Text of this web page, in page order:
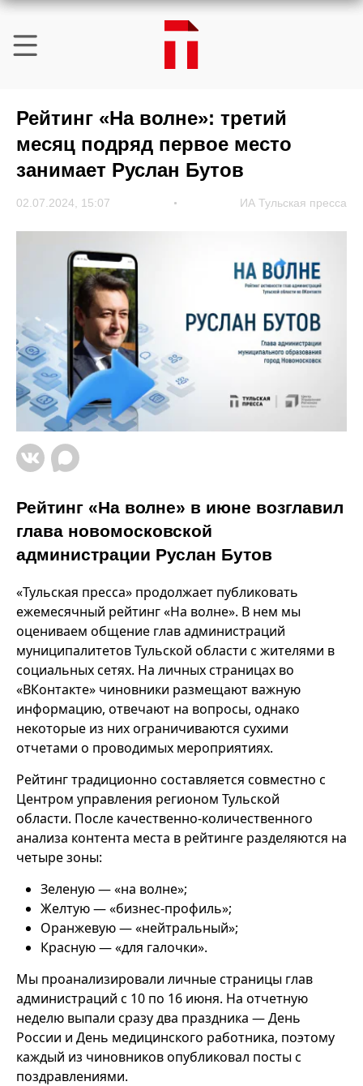
Рейтинг «На волне»: третий
месяц подряд первое место
занимает Руслан Бутов
02.07.2024, 15:07 ИА Тульская пресса
Рейтинг «На волне» в июне возглавил
глава новомосковской
администрации Руслан Бутов
«Тульская пресса» продолжает публиковать
ежемесячный рейтинг «На волне». В нем мы
оцениваем общение глав администраций
муниципалитетов Тульской области с жителями в
социальных сетях. На личных страницах во
«ВКонтакте» чиновники размещают важную
информацию, отвечают на вопросы, однако
некоторые из них ограничиваются сухими
отчетами о проводимых мероприятиях.
Рейтинг традиционно составляется совместно с
Центром управления регионом Тульской
области. После качественно-количественного
анализа контента места в рейтинге разделяются на
четыре зоны:
Зеленую — «на волне»;
Желтую — «бизнес-профиль»;
Оранжевую — «нейтральный»;
Красную — «для галочки».
Мы проанализировали личные страницы глав
администраций с 10 по 16 июня. На отчетную
неделю выпали сразу два праздника — День
России и День медицинского работника, поэтому
каждый из чиновников опубликовал посты с
поздравлениями.